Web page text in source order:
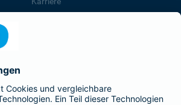
Presse
ist Teil der BarmeniaGothaer
BELIEBTE SEITEN